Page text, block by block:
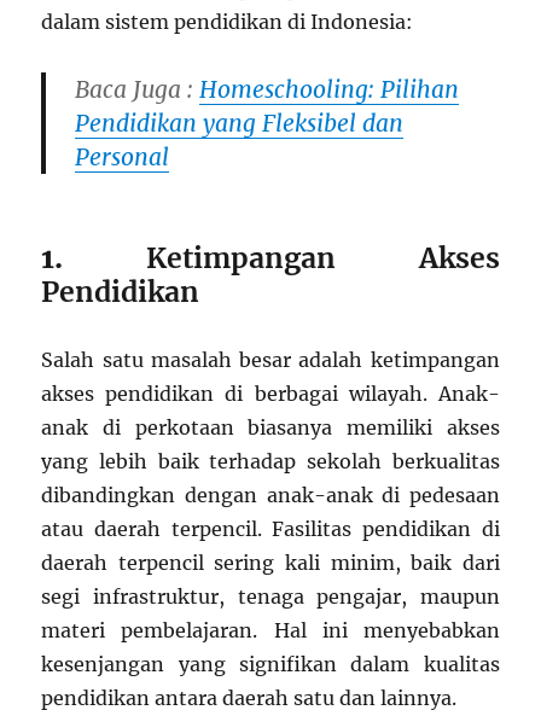
dalam sistem pendidikan di Indonesia:
Baca Juga :Homeschooling: Pilihan
Pendidikan yang Fleksibel dan
Personal
1. Ketimpangan Akses
Pendidikan
Salah satu masalah besar adalah ketimpangan
akses pendidikan di berbagai wilayah. Anak-
anak di perkotaan biasanya memiliki akses
yang lebih baik terhadap sekolah berkualitas
dibandingkan dengan anak-anak di pedesaan
atau daerah terpencil. Fasilitas pendidikan di
daerah terpencil sering kali minim, baik dari
segi infrastruktur, tenaga pengajar, maupun
materi pembelajaran. Hal ini menyebabkan
kesenjangan yang signifikan dalam kualitas
pendidikan antara daerah satu dan lainnya.